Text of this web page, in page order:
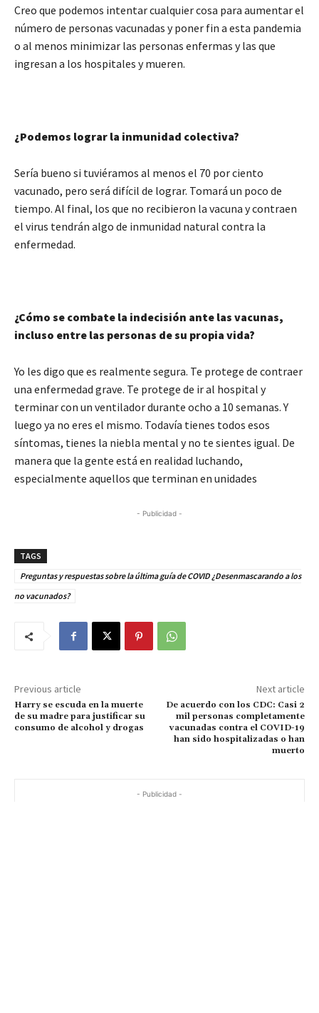
Creo que podemos intentar cualquier cosa para aumentar el
número de personas vacunadas y poner fin a esta pandemia
o al menos minimizar las personas enfermas y las que
ingresan a los hospitales y mueren.
¿Podemos lograr la inmunidad colectiva?
Sería bueno si tuviéramos al menos el 70 por ciento
vacunado, pero será difícil de lograr. Tomará un poco de
tiempo. Al final, los que no recibieron la vacuna y contraen
el virus tendrán algo de inmunidad natural contra la
enfermedad.
¿Cómo se combate la indecisión ante las vacunas,
incluso entre las personas de su propia vida?
Yo les digo que es realmente segura. Te protege de contraer
una enfermedad grave. Te protege de ir al hospital y
terminar con un ventilador durante ocho a 10 semanas. Y
luego ya no eres el mismo. Todavía tienes todos esos
síntomas, tienes la niebla mental y no te sientes igual. De
manera que la gente está en realidad luchando,
especialmente aquellos que terminan en unidades
- Publicidad -
TAGS
Preguntas y respuestas sobre la última guía de COVID ¿Desenmascarando a los
no vacunados?
Previous article
Harry se escuda en la muerte
de su madre para justificar su
consumo de alcohol y drogas
Next article
De acuerdo con los CDC: Casi 2
mil personas completamente
vacunadas contra el COVID-19
han sido hospitalizadas o han
muerto
- Publicidad -